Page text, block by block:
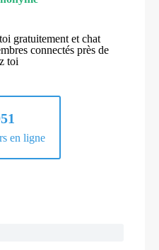
gratuitement et chat
connectés près de
toi
en ligne